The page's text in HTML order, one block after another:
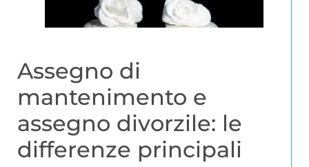
Assegno di
mantenimento e
assegno divorzile: le
differenze principali